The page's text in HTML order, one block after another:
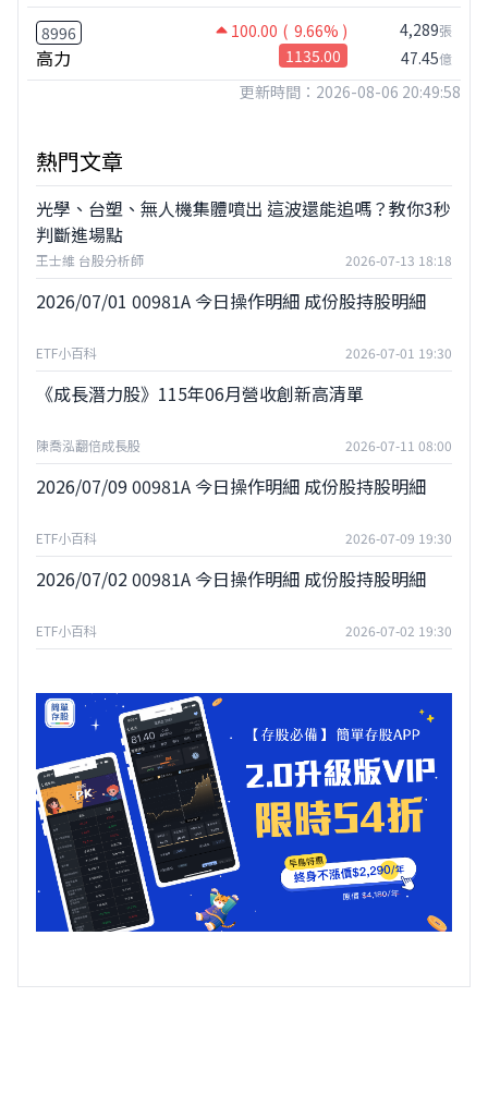
8996 100.00 ( 9.66% )
高力 1135.00
4,289張
47.45億
更新時間：2026-08-06 20:49:58
熱門文章
光學、台塑、無人機集體噴出 這波還能追嗎？教你3秒
判斷進場點
王士維 台股分析師 2026-07-13 18:18
2026/07/01 00981A 今日操作明細 成份股持股明細
ETF小百科 2026-07-01 19:30
《成長潛力股》115年06月營收創新高清單
陳喬泓翻倍成長股 2026-07-11 08:00
2026/07/09 00981A 今日操作明細 成份股持股明細
ETF小百科 2026-07-09 19:30
2026/07/02 00981A 今日操作明細 成份股持股明細
ETF小百科 2026-07-02 19:30